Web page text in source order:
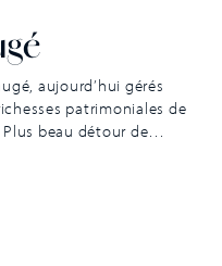
aujourd’hui gérés
patrimoniales de
beau détour de
le Roi René, duc
siècle pour en […]